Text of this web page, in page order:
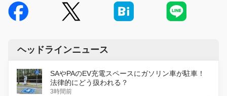
ヘッドラインニュース
SAやPAのEV充電スペースにガソリン車が駐車！
法律的にどう扱われる？
3時間前